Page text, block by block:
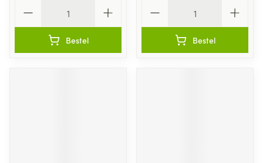
Bestel Bestel